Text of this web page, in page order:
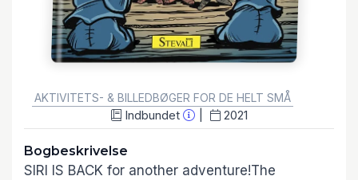
AKTIVITETS- & BILLEDBØGER FOR DE HELT SMÅ
Indbundet 2021
Bogbeskrivelse
SIRI IS BACK for another adventure!The